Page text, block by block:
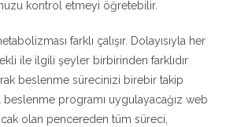
kontrol etmeyi öğretebilir.
farklı çalışır. Dolayısıyla her
ile ilgili şeyler birbirinden farklıdır
beslenme sürecinizi birebir takip
programı uygulayacağız web
olan pencereden tüm süreci,